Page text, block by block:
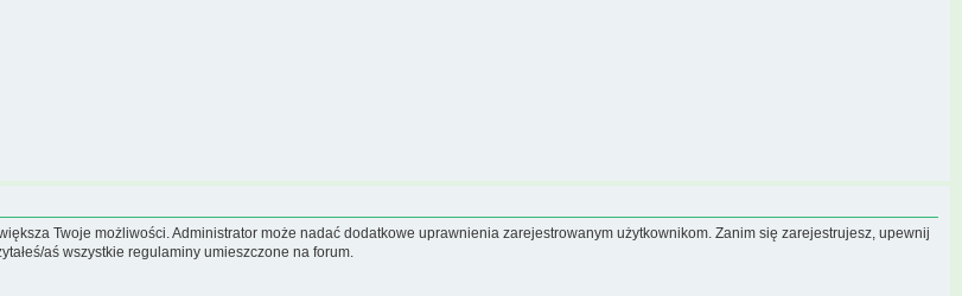
Twoje możliwości. Administrator może nadać dodatkowe uprawnienia zarejestrowanym użytkownikom. Zanim się zarejestrujesz, upewnij
aś wszystkie regulaminy umieszczone na forum.